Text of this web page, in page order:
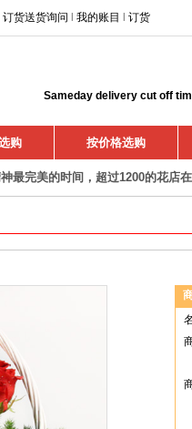
订货送货询问 我的账目 订货
Sameday delivery cut off
购 按价格选购
最完美的时间，超过1200的花店